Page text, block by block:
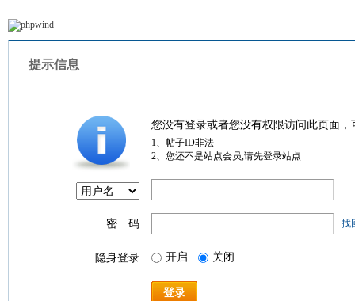
提示信息
您没有登录或者您没有权限访问此页面
1、帖子ID非法
2、您还不是站点会员,请先登录站点
密 码 找
隐身登录 开启 关闭
登录